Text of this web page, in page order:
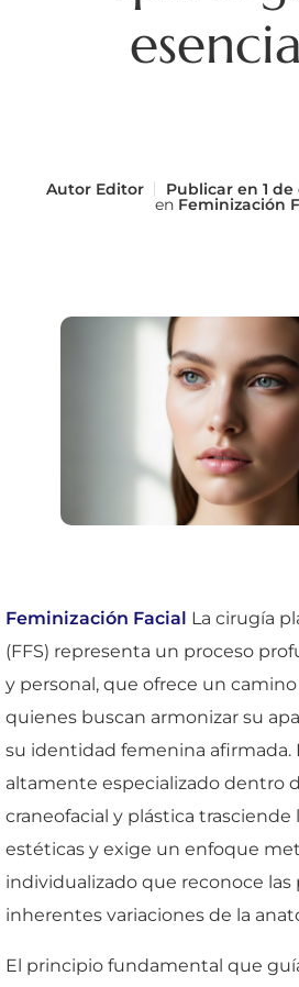
Autor Editor Publicar en 1
en Feminización
Feminización Facial La cirugía
(FFS) representa un proceso
y personal, que ofrece un
quienes buscan armonizar su
su identidad femenina afirmada.
altamente especializado dentro
craneofacial y plástica trasciende
estéticas y exige un enfoque
individualizado que reconoce las
inherentes variaciones de la
El principio fundamental que